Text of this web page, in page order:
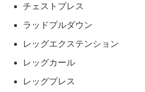
チェストプレス
ラッドプルダウン
レッグエクステンション
レッグカール
レッグプレス